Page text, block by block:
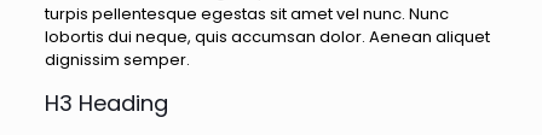
turpis pellentesque egestas sit amet vel nunc. Nunc
lobortis dui neque, quis accumsan dolor. Aenean aliquet
dignissim semper.
H3 Heading